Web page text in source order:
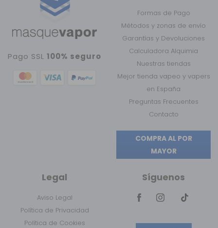
Pago SSL100% seguro
Formas de Pago
Métodos y zonas de envío
Garantías y Devoluciones
Calculadora Alquimia
Nuestras tiendas
Mejor tienda vapeo y vapers
en España
Preguntas Frecuentes
Contacto
COMPRA AL POR
MAYOR
Legal
Aviso Legal
Política de Privacidad
Política de Cookies
Síguenos